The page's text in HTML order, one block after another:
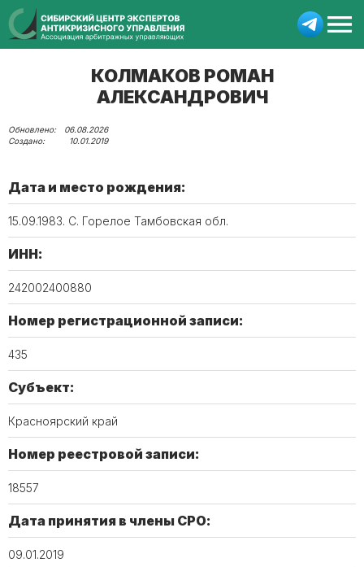
КОЛМАКОВ РОМАН
АЛЕКСАНДРОВИЧ
06.08.2026
10.01.2019
Дата и место рождения:
15.09.1983. С. Горелое Тамбовская обл.
ИНН:
242002400880
Номер регистрационной записи:
435
Субъект:
Красноярский край
Номер реестровой записи:
18557
Дата принятия в члены СРО:
09.01.2019